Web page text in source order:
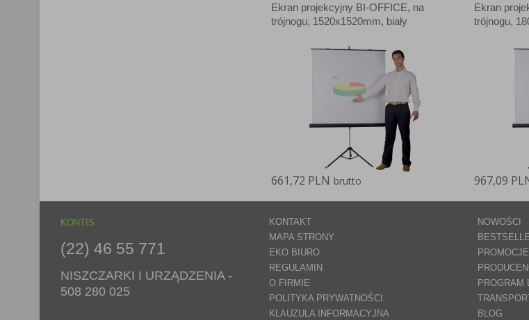
Ekran projekcyjny BI-OFFICE, na
trójnogu, 1520x1520mm, biały
661,72 PLN brutto
Ekran
trójnogu,
967,09
KONTIS
(22) 46 55 771
NISZCZARKI I URZĄDZENIA -
508 280 025
KONTAKT
MAPA STRONY
EKO BIURO
REGULAMIN
O FIRMIE
POLITYKA PRYWATNOŚCI
KLAUZULA INFORMACYJNA
NOWOŚCI
PROMOCJE
PROGRAM
BLOG
Lista Zaufanych Partnerów (rozwiń)